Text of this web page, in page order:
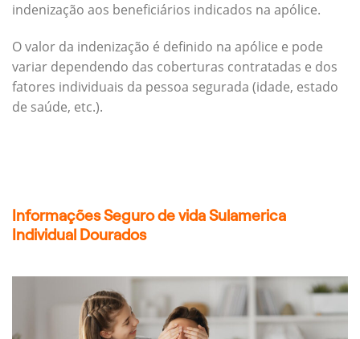
indenização aos beneficiários indicados na apólice.
O valor da indenização é definido na apólice e pode
variar dependendo das coberturas contratadas e dos
fatores individuais da pessoa segurada (idade, estado
de saúde, etc.).
Informações Seguro de vida Sulamerica
Individual Dourados